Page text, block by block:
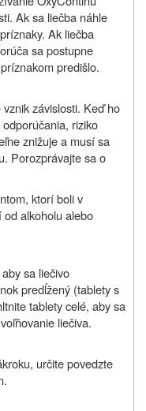
Ak sa liečba náhle
Ak liečba
sa postupne
predišlo.
závislosti. Keď ho
riziko
znižuje a musí sa
Porozprávajte sa o
ktorí boli v
od alkoholu alebo
sa liečivo
predĺžený (tablety s
tablety celé, aby sa
liečiva.
určite povedzte